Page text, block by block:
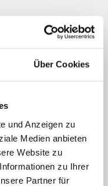
Über Cookies
und Anzeigen zu
Medien anbieten
Website zu
zu Ihrer
Partner für